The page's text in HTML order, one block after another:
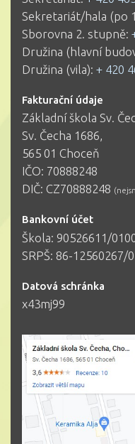
Sekretariát/hala (po
Sborovna 2. stupně:
Družina (hlavní
Družina (vila): + 420
Fakturační údaje
Základní škola Sv.
Sv. Čecha 1686,
565 01 Choceň
IČO: 70888248
DIČ: CZ70888248
Bankovní účet
Škola: 90526611/
SRPŠ: 86-12560267/
Datová schránka
x43mj99